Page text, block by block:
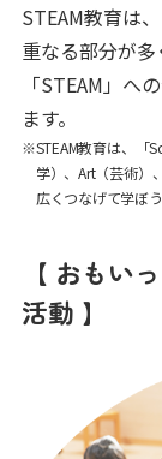
STEAM教育は
重なる部分が
「STEAM」へ
ます。
※STEAM教育は、「
学）、Art（芸術）
広くつなげて学ぼ
【 おもい
活動 】